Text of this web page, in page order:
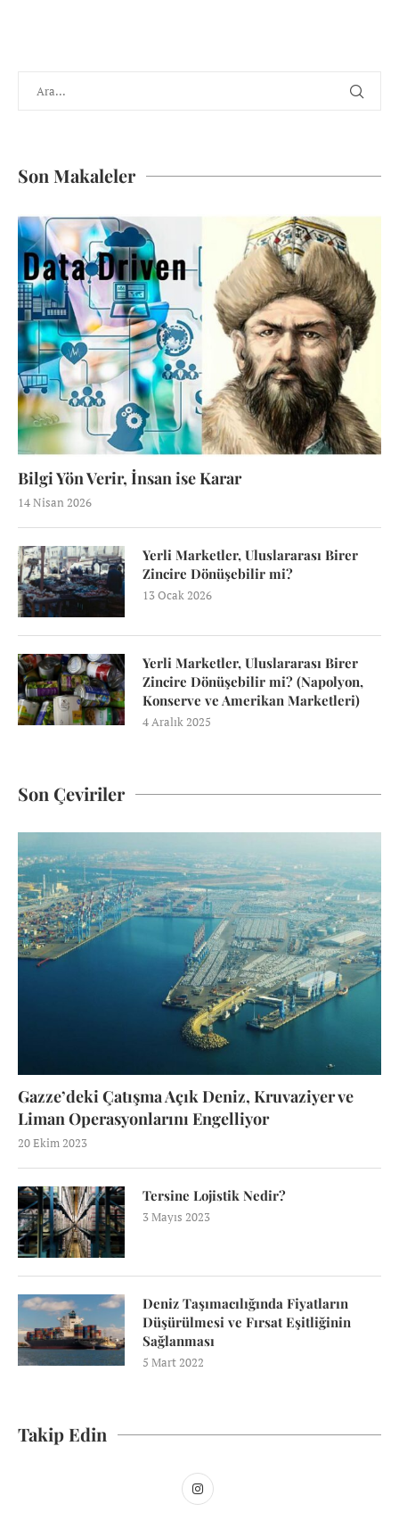
Son Makaleler
Bilgi Yön Verir, İnsan ise Karar
14 Nisan 2026
Yerli Marketler, Uluslararası Birer
Zincire Dönüşebilir mi?
13 Ocak 2026
Yerli Marketler, Uluslararası Birer
Zincire Dönüşebilir mi? (Napolyon,
Konserve ve Amerikan Marketleri)
4 Aralık 2025
Son Çeviriler
Gazze’deki Çatışma Açık Deniz, Kruvaziyer ve
Liman Operasyonlarını Engelliyor
20 Ekim 2023
Tersine Lojistik Nedir?
3 Mayıs 2023
Deniz Taşımacılığında Fiyatların
Düşürülmesi ve Fırsat Eşitliğinin
Sağlanması
5 Mart 2022
Takip Edin